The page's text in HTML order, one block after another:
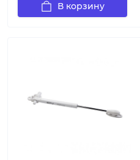
В корзину